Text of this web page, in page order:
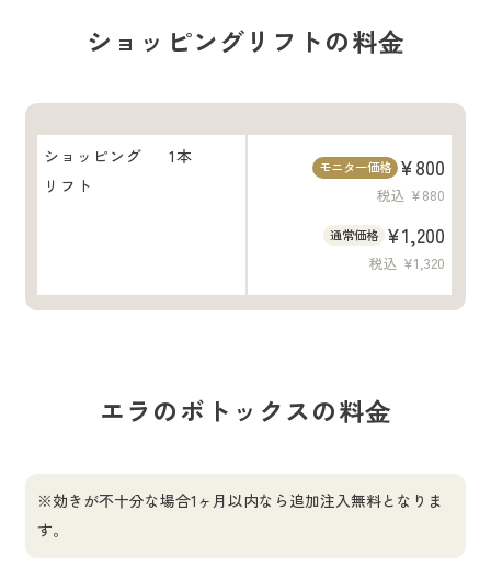
ショッピングリフトの料⾦
ショッピング
リフト
1本
モニター価格 ¥800
税込 ¥880
通常価格 ¥1,200
税込 ¥1,320
エラのボトックスの料⾦
※効きが不十分な場合1ヶ月以内なら追加注入無料となりま
す。